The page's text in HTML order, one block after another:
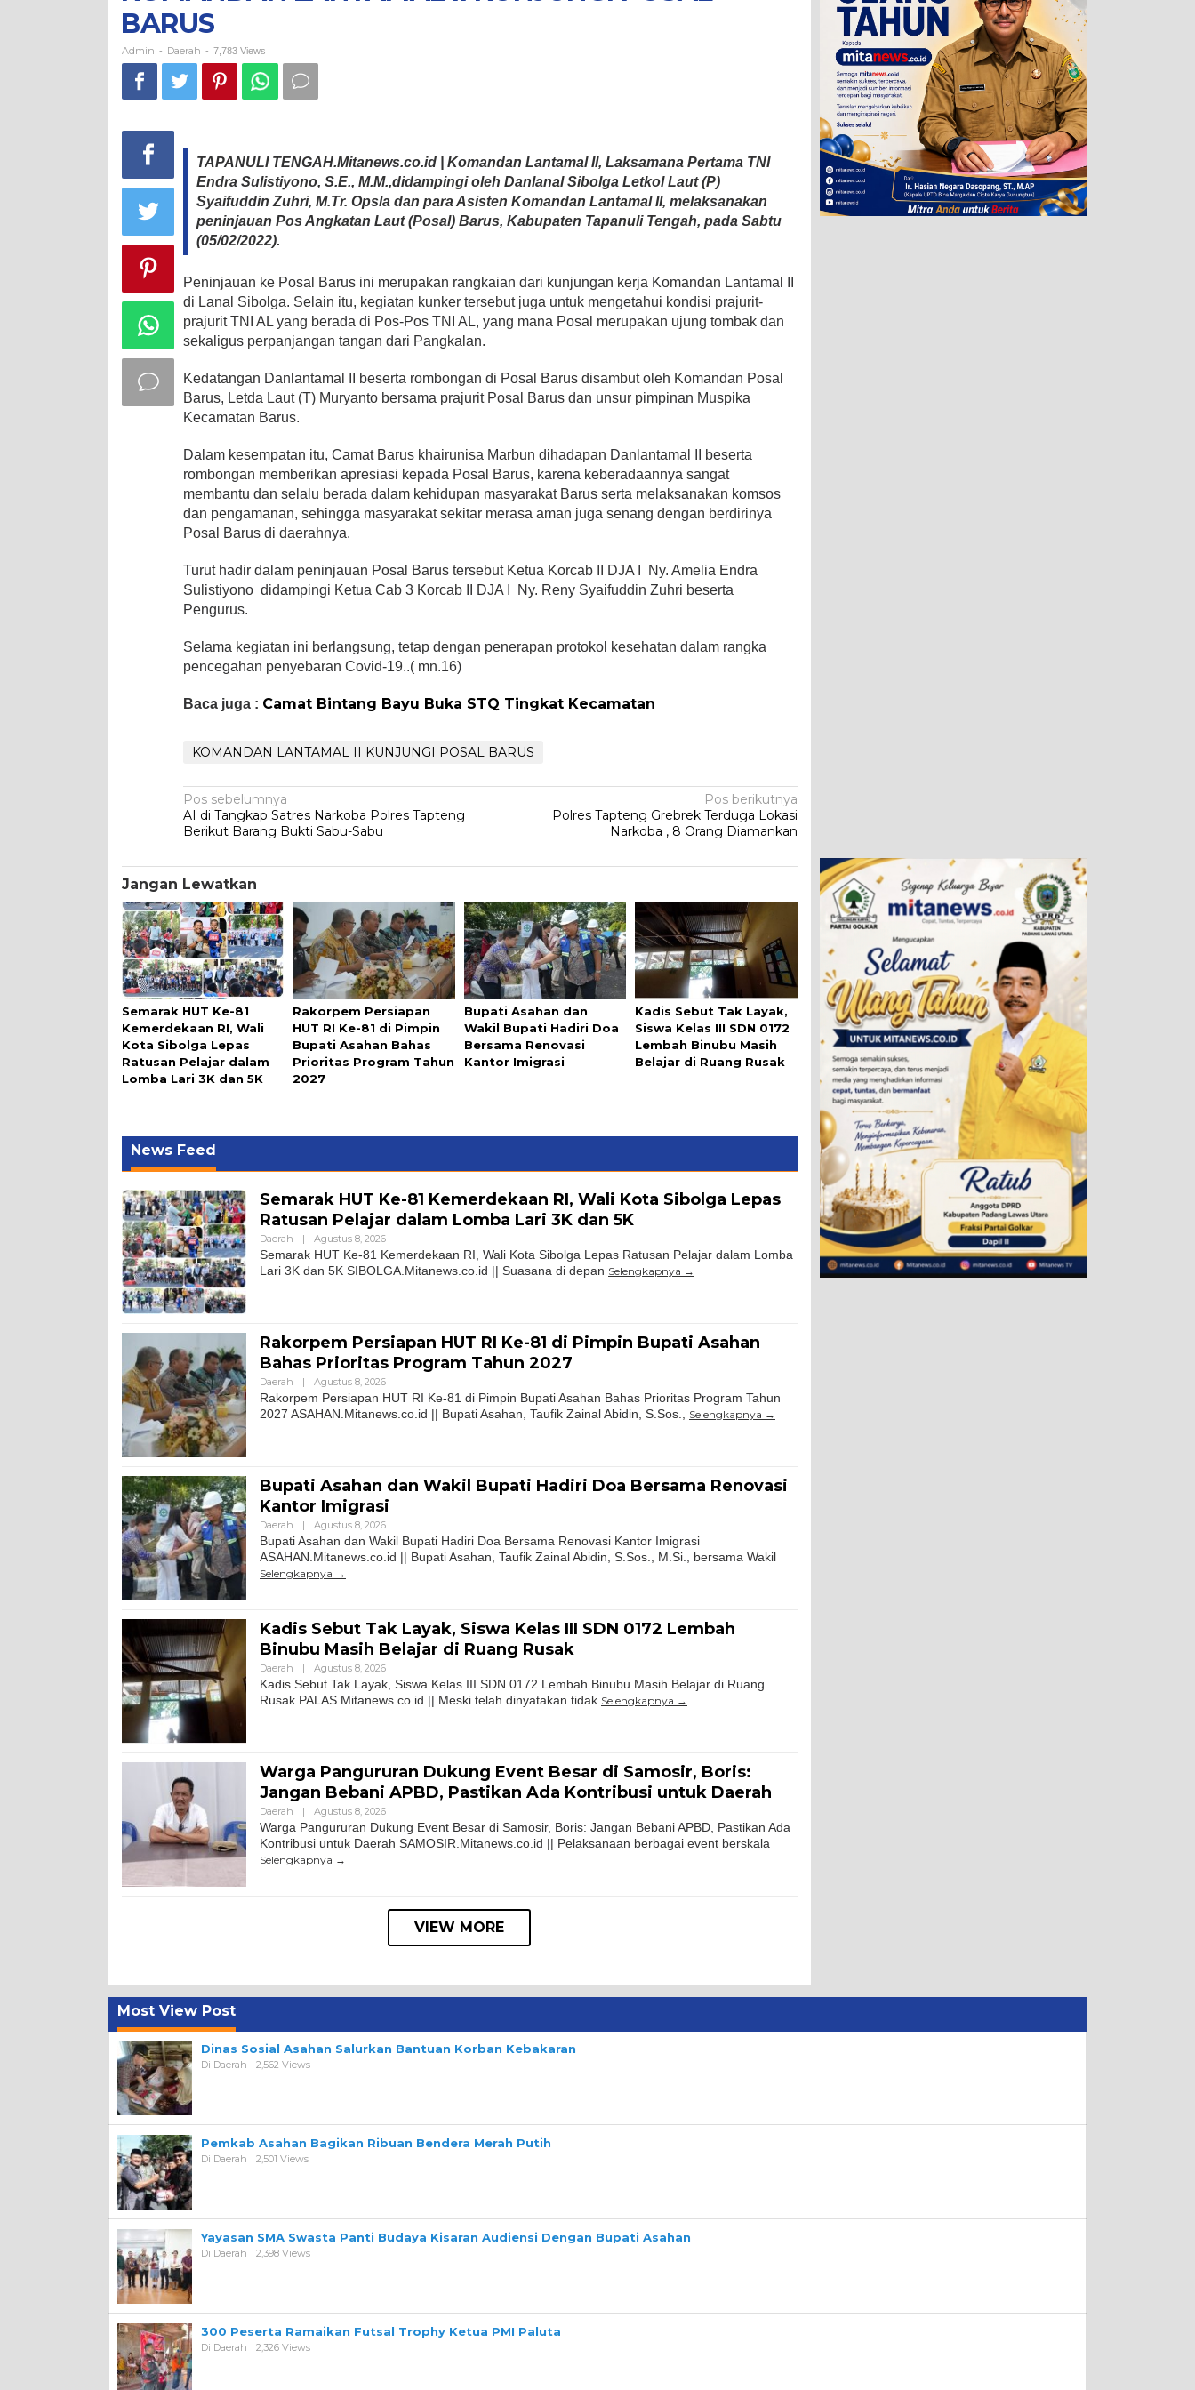
BARUS
Admin - Daerah - 7,783 Views
TAPANULI TENGAH.Mitanews.co.id | Komandan Lantamal II, Laksamana Pertama TNI
Endra Sulistiyono, S.E., M.M.,didampingi oleh Danlanal Sibolga Letkol Laut (P)
Syaifuddin Zuhri, M.Tr. Opsla dan para Asisten Komandan Lantamal II, melaksanakan
peninjauan Pos Angkatan Laut (Posal) Barus, Kabupaten Tapanuli Tengah, pada Sabtu
(05/02/2022).
Peninjauan ke Posal Barus ini merupakan rangkaian dari kunjungan kerja Komandan Lantamal II
di Lanal Sibolga. Selain itu, kegiatan kunker tersebut juga untuk mengetahui kondisi prajurit-
prajurit TNI AL yang berada di Pos-Pos TNI AL, yang mana Posal merupakan ujung tombak dan
sekaligus perpanjangan tangan dari Pangkalan.
Kedatangan Danlantamal II beserta rombongan di Posal Barus disambut oleh Komandan Posal
Barus, Letda Laut (T) Muryanto bersama prajurit Posal Barus dan unsur pimpinan Muspika
Kecamatan Barus.
Dalam kesempatan itu, Camat Barus khairunisa Marbun dihadapan Danlantamal II beserta
rombongan memberikan apresiasi kepada Posal Barus, karena keberadaannya sangat
membantu dan selalu berada dalam kehidupan masyarakat Barus serta melaksanakan komsos
dan pengamanan, sehingga masyarakat sekitar merasa aman juga senang dengan berdirinya
Posal Barus di daerahnya.
Turut hadir dalam peninjauan Posal Barus tersebut Ketua Korcab II DJA I Ny. Amelia Endra
Sulistiyono didampingi Ketua Cab 3 Korcab II DJA I Ny. Reny Syaifuddin Zuhri beserta
Pengurus.
Selama kegiatan ini berlangsung, tetap dengan penerapan protokol kesehatan dalam rangka
pencegahan penyebaran Covid-19..( mn.16)
Baca juga : Camat Bintang Bayu Buka STQ Tingkat Kecamatan
KOMANDAN LANTAMAL II KUNJUNGI POSAL BARUS
Navigasi
pos
Pos sebelumnya
AI di Tangkap Satres Narkoba Polres Tapteng
Berikut Barang Bukti Sabu-Sabu
Pos berikutnya
Polres Tapteng Grebrek Terduga Lokasi
Narkoba , 8 Orang Diamankan
Jangan Lewatkan
Semarak HUT Ke-81
Kemerdekaan RI, Wali
Kota Sibolga Lepas
Ratusan Pelajar dalam
Lomba Lari 3K dan 5K
Rakorpem Persiapan
HUT RI Ke-81 di Pimpin
Bupati Asahan Bahas
Prioritas Program Tahun
2027
Bupati Asahan dan
Wakil Bupati Hadiri Doa
Bersama Renovasi
Kantor Imigrasi
Kadis Sebut Tak Layak,
Siswa Kelas III SDN 0172
Lembah Binubu Masih
Belajar di Ruang Rusak
News Feed
Semarak HUT Ke-81 Kemerdekaan RI, Wali Kota Sibolga Lepas
Ratusan Pelajar dalam Lomba Lari 3K dan 5K
Daerah | Agustus 8, 2026
Semarak HUT Ke-81 Kemerdekaan RI, Wali Kota Sibolga Lepas Ratusan Pelajar dalam Lomba
Lari 3K dan 5K SIBOLGA.Mitanews.co.id || Suasana di depan Selengkapnya
Rakorpem Persiapan HUT RI Ke-81 di Pimpin Bupati Asahan
Bahas Prioritas Program Tahun 2027
Daerah | Agustus 8, 2026
Rakorpem Persiapan HUT RI Ke-81 di Pimpin Bupati Asahan Bahas Prioritas Program Tahun
2027 ASAHAN.Mitanews.co.id || Bupati Asahan, Taufik Zainal Abidin, S.Sos., Selengkapnya
Bupati Asahan dan Wakil Bupati Hadiri Doa Bersama Renovasi
Kantor Imigrasi
Daerah | Agustus 8, 2026
Bupati Asahan dan Wakil Bupati Hadiri Doa Bersama Renovasi Kantor Imigrasi
ASAHAN.Mitanews.co.id || Bupati Asahan, Taufik Zainal Abidin, S.Sos., M.Si., bersama Wakil
Selengkapnya
Kadis Sebut Tak Layak, Siswa Kelas III SDN 0172 Lembah
Binubu Masih Belajar di Ruang Rusak
Daerah | Agustus 8, 2026
Kadis Sebut Tak Layak, Siswa Kelas III SDN 0172 Lembah Binubu Masih Belajar di Ruang
Rusak PALAS.Mitanews.co.id || Meski telah dinyatakan tidak Selengkapnya
Warga Pangururan Dukung Event Besar di Samosir, Boris:
Jangan Bebani APBD, Pastikan Ada Kontribusi untuk Daerah
Daerah | Agustus 8, 2026
Warga Pangururan Dukung Event Besar di Samosir, Boris: Jangan Bebani APBD, Pastikan Ada
Kontribusi untuk Daerah SAMOSIR.Mitanews.co.id || Pelaksanaan berbagai event berskala
Selengkapnya
VIEW MORE
Most View Post
Dinas Sosial Asahan Salurkan Bantuan Korban Kebakaran
Di Daerah 2,562 Views
Pemkab Asahan Bagikan Ribuan Bendera Merah Putih
Di Daerah 2,501 Views
Yayasan SMA Swasta Panti Budaya Kisaran Audiensi Dengan Bupati Asahan
Di Daerah 2,398 Views
300 Peserta Ramaikan Futsal Trophy Ketua PMI Paluta
Di Daerah 2,326 Views